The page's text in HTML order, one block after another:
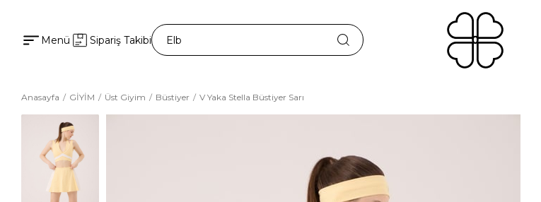
Menü Sipariş Takibi
Anasayfa GİYİM Üst Giyim Büstiyer V Yaka Stella Büstiyer Sarı